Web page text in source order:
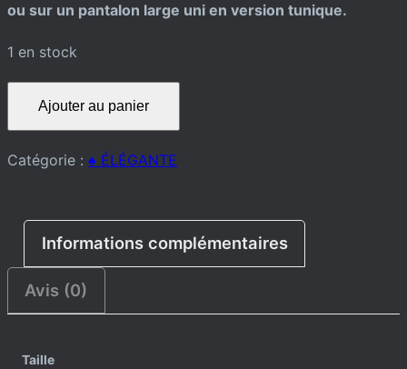
ou sur un pantalon large uni en version tunique.
1 en stock
TUNIQUE
Ajouter au panier
Catégorie : ♠️ ÉLÉGANTE
Informations complémentaires
Avis (0)
Taille